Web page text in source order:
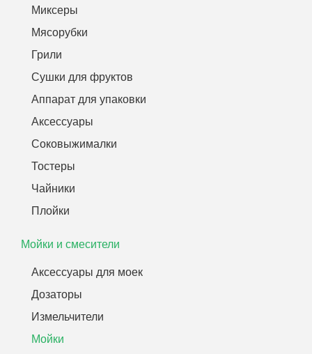
Миксеры
Мясорубки
Грили
Сушки для фруктов
Аппарат для упаковки
Аксессуары
Соковыжималки
Тостеры
Чайники
Плойки
Мойки и смесители
Аксессуары для моек
Дозаторы
Измельчители
Мойки